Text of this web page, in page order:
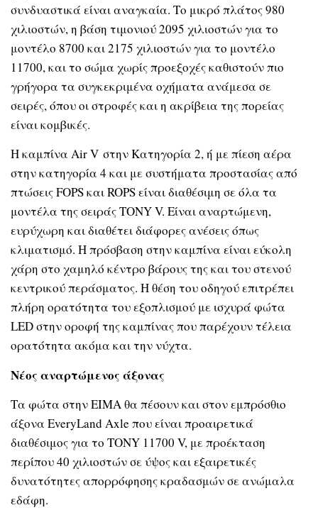
συνδυαστικά είναι αναγκαία. Το μικρό πλάτος 980
χιλιοστών, η βάση τιμονιού 2095 χιλιοστών για το
μοντέλο 8700 και 2175 χιλιοστών για το μοντέλο
11700, και το σώμα χωρίς προεξοχές καθιστούν πιο
γρήγορα τα συγκεκριμένα οχήματα ανάμεσα σε
σειρές, όπου οι στροφές και η ακρίβεια της πορείας
είναι κομβικές.
Η καμπίνα Air V στην Κατηγορία 2, ή με πίεση αέρα
στην κατηγορία 4 και με συστήματα προστασίας από
πτώσεις FOPS και ROPS είναι διαθέσιμη σε όλα τα
μοντέλα της σειράς TONY V. Είναι αναρτώμενη,
ευρύχωρη και διαθέτει διάφορες ανέσεις όπως
κλιματισμό. Η πρόσβαση στην καμπίνα είναι εύκολη
χάρη στο χαμηλό κέντρο βάρους της και του στενού
κεντρικού περάσματος. Η θέση του οδηγού επιτρέπει
πλήρη ορατότητα του εξοπλισμού με ισχυρά φώτα
LED στην οροφή της καμπίνας που παρέχουν τέλεια
ορατότητα ακόμα και την νύχτα.
Νέος αναρτώμενος άξονας
Τα φώτα στην EIMA θα πέσουν και στον εμπρόσθιο
άξονα EveryLand Axle που είναι προαιρετικά
διαθέσιμος για το TONY 11700 V, με προέκταση
περίπου 40 χιλιοστών σε ύψος και εξαιρετικές
δυνατότητες απορρόφησης κραδασμών σε ανώμαλα
εδάφη.